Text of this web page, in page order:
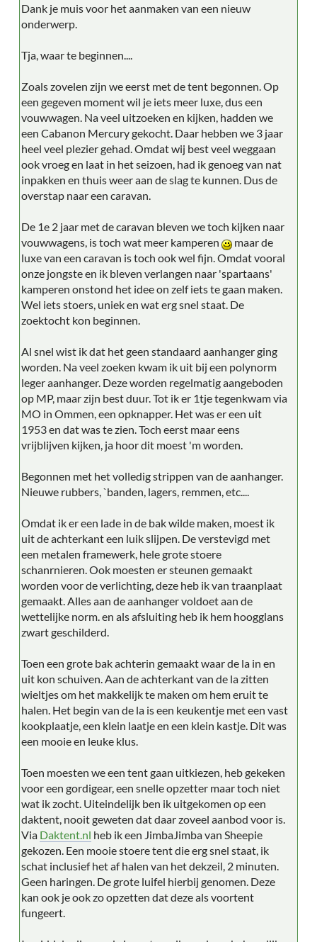
Dank je muis voor het aanmaken van een nieuw
onderwerp.
Tja, waar te beginnen....
Zoals zovelen zijn we eerst met de tent begonnen. Op
een gegeven moment wil je iets meer luxe, dus een
vouwwagen. Na veel uitzoeken en kijken, hadden we
een Cabanon Mercury gekocht. Daar hebben we 3 jaar
heel veel plezier gehad. Omdat wij best veel weggaan
ook vroeg en laat in het seizoen, had ik genoeg van nat
inpakken en thuis weer aan de slag te kunnen. Dus de
overstap naar een caravan.
De 1e 2 jaar met de caravan bleven we toch kijken naar
vouwwagens, is toch wat meer kamperen
maar de
luxe van een caravan is toch ook wel fijn. Omdat vooral
onze jongste en ik bleven verlangen naar 'spartaans'
kamperen onstond het idee on zelf iets te gaan maken.
Wel iets stoers, uniek en wat erg snel staat. De
zoektocht kon beginnen.
Al snel wist ik dat het geen standaard aanhanger ging
worden. Na veel zoeken kwam ik uit bij een polynorm
leger aanhanger. Deze worden regelmatig aangeboden
op MP, maar zijn best duur. Tot ik er 1tje tegenkwam via
MO in Ommen, een opknapper. Het was er een uit
1953 en dat was te zien. Toch eerst maar eens
vrijblijven kijken, ja hoor dit moest 'm worden.
Begonnen met het volledig strippen van de aanhanger.
Nieuwe rubbers, `banden, lagers, remmen, etc....
Omdat ik er een lade in de bak wilde maken, moest ik
uit de achterkant een luik slijpen. De verstevigd met
een metalen framewerk, hele grote stoere
schanrnieren. Ook moesten er steunen gemaakt
worden voor de verlichting, deze heb ik van traanplaat
gemaakt. Alles aan de aanhanger voldoet aan de
wettelijke norm. en als afsluiting heb ik hem hoogglans
zwart geschilderd.
Toen een grote bak achterin gemaakt waar de la in en
uit kon schuiven. Aan de achterkant van de la zitten
wieltjes om het makkelijk te maken om hem eruit te
halen. Het begin van de la is een keukentje met een vast
kookplaatje, een klein laatje en een klein kastje. Dit was
een mooie en leuke klus.
Toen moesten we een tent gaan uitkiezen, heb gekeken
voor een gordigear, een snelle opzetter maar toch niet
wat ik zocht. Uiteindelijk ben ik uitgekomen op een
daktent, nooit geweten dat daar zoveel aanbod voor is.
Via Daktent.nl heb ik een JimbaJimba van Sheepie
gekozen. Een mooie stoere tent die erg snel staat, ik
schat inclusief het af halen van het dekzeil, 2 minuten.
Geen haringen. De grote luifel hierbij genomen. Deze
kan ook je ook zo opzetten dat deze als voortent
fungeert.